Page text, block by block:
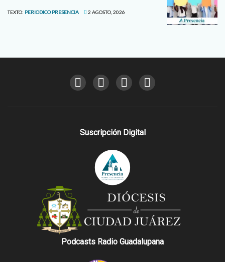
TEXTO: PERIODICO PRESENCIA 2 AGOSTO, 2026
Suscripción Digital
Podcasts Radio Guadalupana